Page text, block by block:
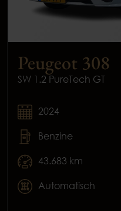
Peugeot 308
SW 1.2 PureTech GT
2024
Benzine
43.683 km
Automatisch